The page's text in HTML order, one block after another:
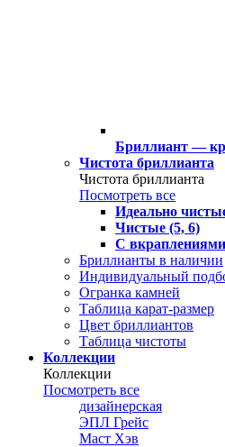
Бриллиант —
Чистота бриллианта
Чистота бриллианта
Посмотреть все
Идеально
Чистые (5, 6)
С
Бриллианты в наличии
Индивидуальный
Огранка камней
Таблица карат-размер
Цвет бриллиантов
Таблица чистоты
Коллекции
Коллекции
Посмотреть все
дизайнерская
ЭПЛ Грейс
Маст Хэв